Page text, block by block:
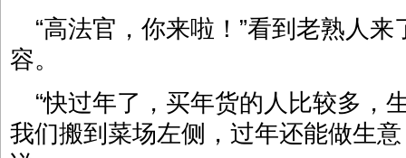
“高法官，你来啦！”看到老熟人
容。
“快过年了，买年货的人比较多，
我们搬到菜场左侧，过年还能做生